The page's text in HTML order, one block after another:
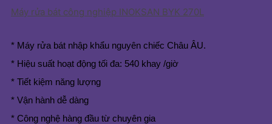
Máy rửa bát công nghiệp INOKSAN BYK 270L
* Máy rửa bát nhập khẩu nguyên chiếc Châu ÂU.
* Hiệu suất hoạt động tối đa: 540 khay /giờ
* Tiết kiệm năng lượng
* Vận hành dễ dàng
* Công nghệ hàng đầu từ chuyên gia